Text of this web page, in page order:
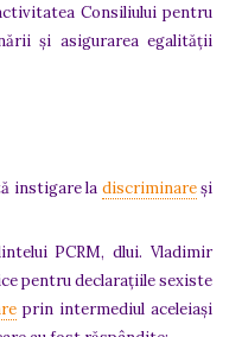
Consiliului pentru
și asigurarea egalității
instigare la discriminareși
PCRM, dlui. Vladimir
pentru declarațiile sexiste
prin intermediul aceleiași